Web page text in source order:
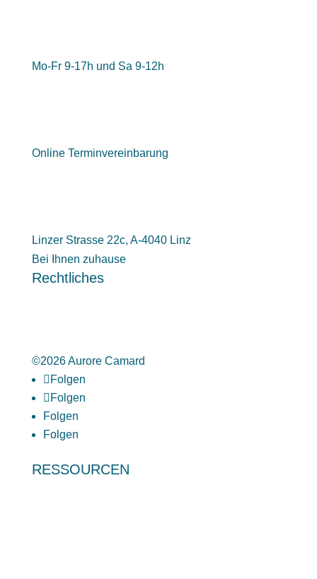
Mo-Fr 9-17h und Sa 9-12h
Online Terminvereinbarung
Linzer Strasse 22c, A-4040 Linz
Bei Ihnen zuhause
Rechtliches
©2026 Aurore Camard
Folgen
Folgen
Folgen
Folgen
RESSOURCEN